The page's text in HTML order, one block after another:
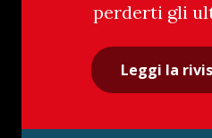
perderti gli
Leggi la